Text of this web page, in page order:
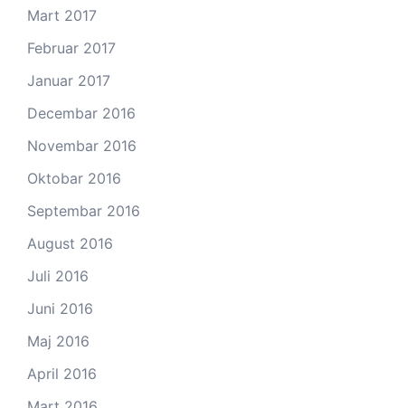
Mart 2017
Februar 2017
Januar 2017
Decembar 2016
Novembar 2016
Oktobar 2016
Septembar 2016
August 2016
Juli 2016
Juni 2016
Maj 2016
April 2016